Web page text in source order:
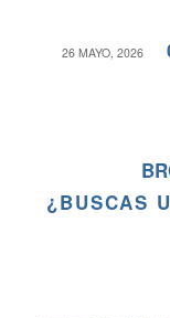
26 MAYO, 2026
/
¿BUSCAS